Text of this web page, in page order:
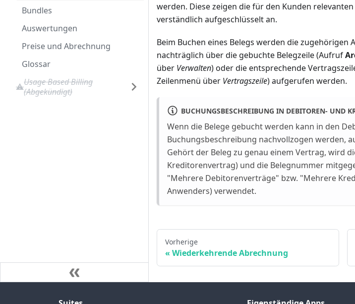
Bundles
Auswertungen
Preise und Abrechnung
Glossar
Usage Based Billing
(Abgekündigt)
werden. Diese zeigen die für den Kunden
verständlich aufgeschlüsselt an.
Beim Buchen eines Belegs werden die
nachträglich über die gebuchte Belegzeile (Aufruf
über Verwalten) oder die entsprechende
Zeilenmenü über Vertragszeile) aufgerufen werden.
BUCHUNGSBESCHREIBUNG IN DEBITOREN- UND
Wenn die Belege gebucht werden kann in den
Buchungsbeschreibung nachvollzogen werden,
Gehört der Beleg zu genau einem Vertrag, wird
Kreditorenvertrag) und die Belegnummer
"Mehrere Debitorenverträge" bzw. "Mehrere
Anwenders) verwendet.
Vorherige
Wiederkehrende Abrechnung